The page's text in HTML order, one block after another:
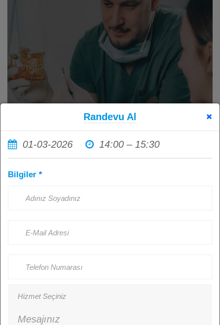
İmplant Tedavisi Sonrası Ağız
Hijyenine Dikkat Etmemenin
Sonuçları: Sağlıklı İmplantlar İçin
Kişi Görüntüledi: 4512
Randevu Al
01-03-2026 14:00 – 15:30
Bilgiler *